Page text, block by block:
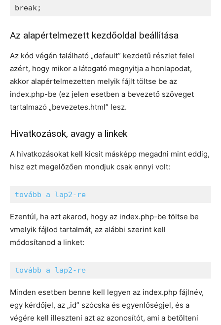
Az alapértelmezett kezdőoldal beállítása
Az kód végén található „default” kezdetű részlet felel
azért, hogy mikor a látogató megnyitja a honlapodat,
akkor alapértelmezetten melyik fájlt töltse be az
index.php-be (ez jelen esetben a bevezető szöveget
tartalmazó „bevezetes.html” lesz.
Hivatkozások, avagy a linkek
A hivatkozásokat kell kicsit másképp megadni mint eddig,
hisz ezt megelőzően mondjuk csak ennyi volt:
tovább a lap2-re
Ezentúl, ha azt akarod, hogy az index.php-be töltse be
vmelyik fájlod tartalmát, az alábbi szerint kell
módosítanod a linket:
tovább a lap2-re
Minden esetben benne kell legyen az index.php fájlnév,
egy kérdőjel, az „id” szócska és egyenlőségjel, és a
végére kell illeszteni azt az azonosítót, ami a betölteni